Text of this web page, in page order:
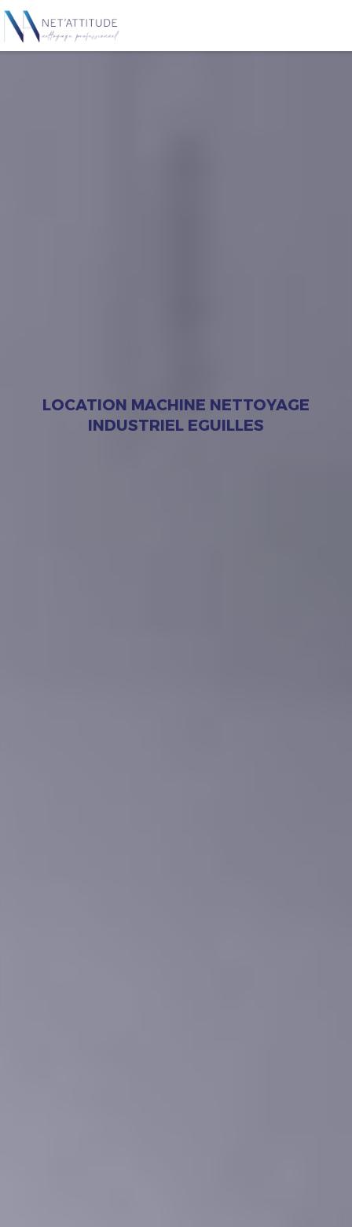
LOCATION MACHINE NETTOYAGE
INDUSTRIEL EGUILLES